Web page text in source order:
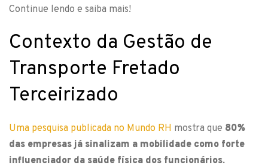
Continue lendo e saiba mais!
Contexto da Gestão de
Transporte Fretado
Terceirizado
Uma pesquisa publicada no Mundo RH mostra que 80%
das empresas já sinalizam a mobilidade como forte
influenciador da saúde física dos funcionários.